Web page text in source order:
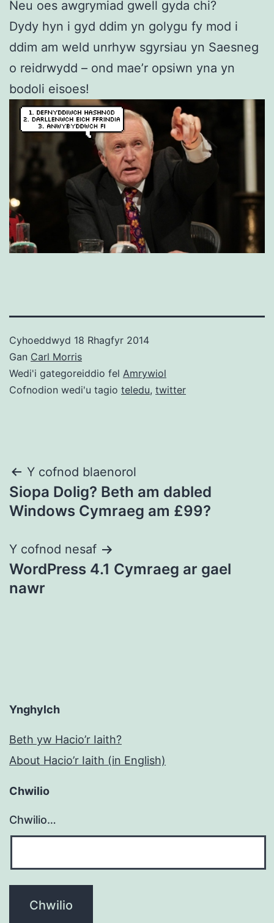
Neu oes awgrymiad gwell gyda chi?
Dydy hyn i gyd ddim yn golygu fy mod i
ddim am weld unrhyw sgyrsiau yn Saesneg
o reidrwydd – ond mae’r opsiwn yna yn
bodoli eisoes!
Cyhoeddwyd 18 Rhagfyr 2014
Gan Carl Morris
Wedi'i gategoreiddio fel Amrywiol
Cofnodion wedi'u tagio teledu, twitter
Llywio
cofnod
Y cofnod blaenorol
Siopa Dolig? Beth am dabled
Windows Cymraeg am £99?
Y cofnod nesaf
WordPress 4.1 Cymraeg ar gael
nawr
Ynghylch
Beth yw Hacio’r Iaith?
About Hacio’r Iaith (in English)
Chwilio
Chwilio…